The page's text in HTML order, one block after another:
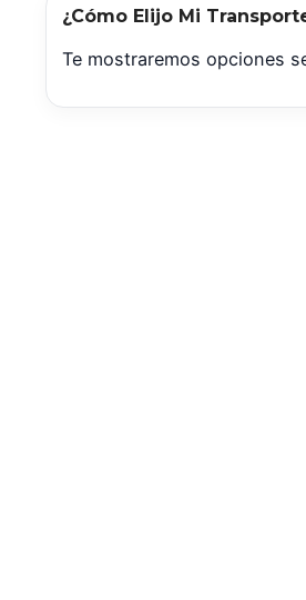
¿Cómo Elijo Mi
Te mostraremos opciones